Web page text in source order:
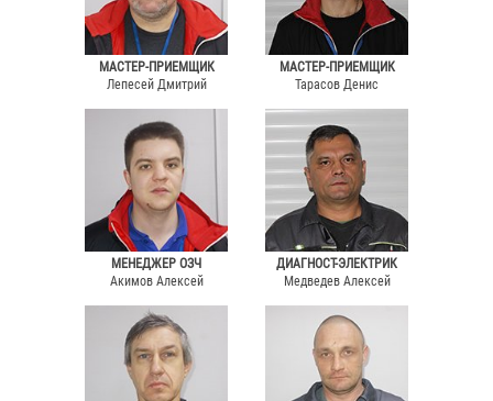
МАСТЕР-ПРИЕМЩИК
Лепесей Дмитрий
МАСТЕР-ПРИЕМЩИК
Тарасов Денис
МЕНЕДЖЕР ОЗЧ
Акимов Алексей
ДИАГНОСТ-ЭЛЕКТРИК
Медведев Алексей